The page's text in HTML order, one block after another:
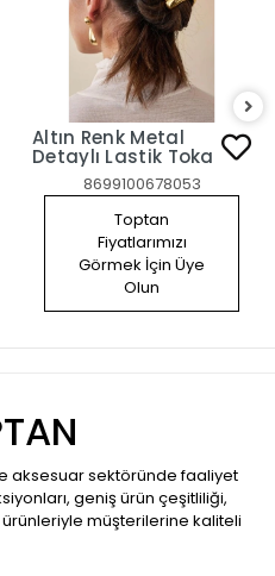
Altın Renk Metal
Detaylı Lastik Toka
8699100678053
Toptan
Fiyatlarımızı
Görmek İçin Üye
Olun
aksesuar sektöründe faaliyet
geniş ürün çeşitliliği,
ürünleriyle müşterilerine kaliteli